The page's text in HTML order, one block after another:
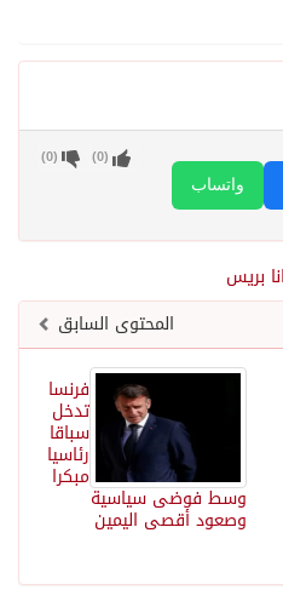
واتساب
(
0
) (
0
)
المحتوى السابق
فرنسا
تدخل
سباقا
رئاسيا
مبكرا
وسط فوضى سياسية
وصعود أقصى اليمين